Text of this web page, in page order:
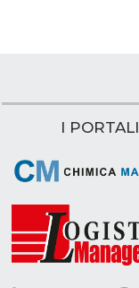
I PORTALI